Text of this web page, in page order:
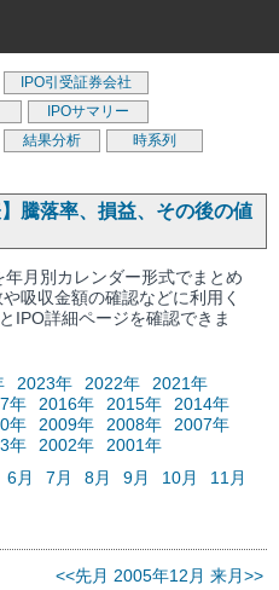
IPO引受証券会社
IPOサマリー
結果分析
時系列
騰落率、損益、その後の値
月別カレンダー形式でまとめ
吸収金額の確認などに利用く
IPO詳細ページを確認できま
2023年 2022年
2021年
年 2016年 2015年
2014年
年 2009年 2008年
2007年
年 2002年
2001年
6月 7月 8月 9月 10月
11月
<<先月 2005年12月 来月>>